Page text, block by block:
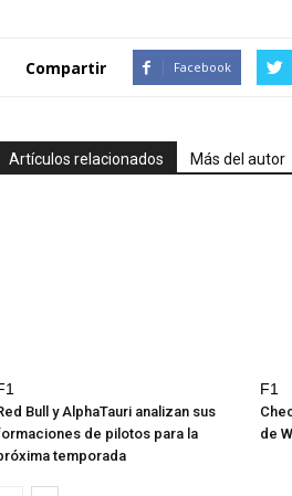
Compartir Facebook
Artículos relacionados Más del autor
Bull y AlphaTauri analizan sus
de pilotos para la
temporada
F1
de